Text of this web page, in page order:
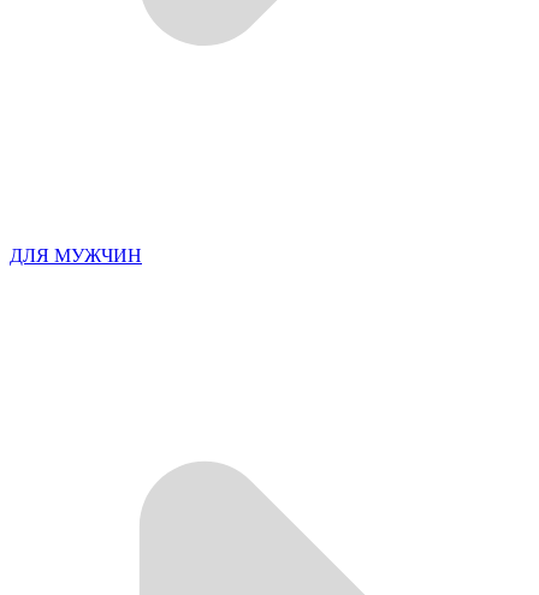
ДЛЯ МУЖЧИН